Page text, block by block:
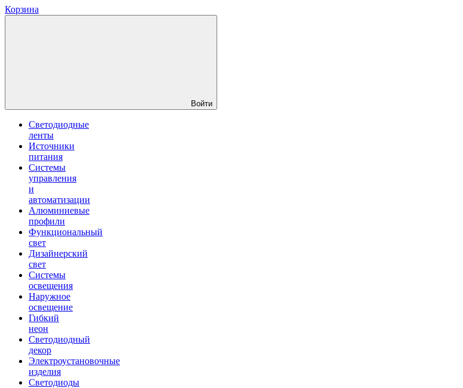
Корзина
Войти
Светодиодные
ленты
Источники
питания
Системы
управления
и
автоматизации
Алюминиевые
профили
Функциональный
свет
Дизайнерский
свет
Системы
освещения
Наружное
освещение
Гибкий
неон
Светодиодный
декор
Электроустановочные
изделия
Светодиоды